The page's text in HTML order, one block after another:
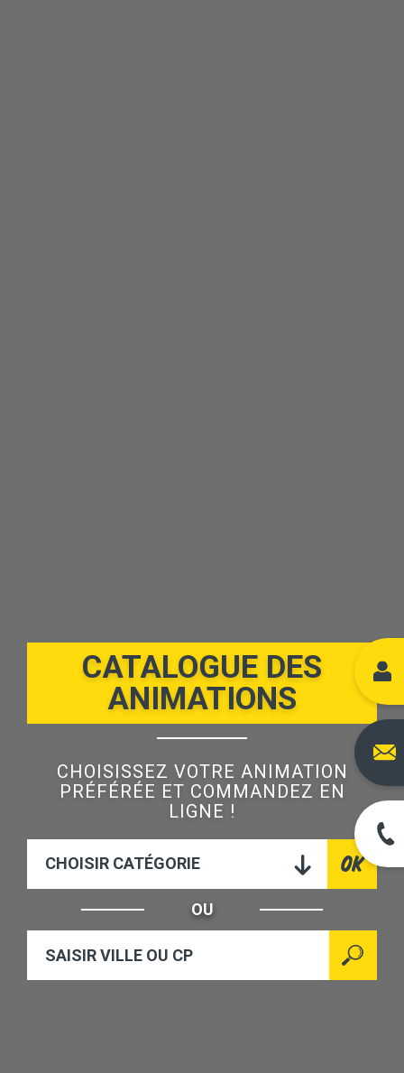
CATALOGUE DES
ANIMATIONS
CHOISISSEZ VOTRE ANIMATION
PRÉFÉRÉE ET COMMANDEZ EN
LIGNE !
CHOISIR CATÉGORIE
OU